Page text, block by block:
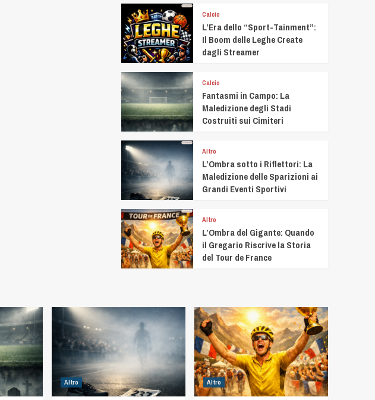
Calcio
L’Era dello “Sport-Tainment”:
Il Boom delle Leghe Create
dagli Streamer
Calcio
Fantasmi in Campo: La
Maledizione degli Stadi
Costruiti sui Cimiteri
Altro
L’Ombra sotto i Riflettori: La
Maledizione delle Sparizioni ai
Grandi Eventi Sportivi
Altro
L’Ombra del Gigante: Quando
il Gregario Riscrive la Storia
del Tour de France
Altro Altro